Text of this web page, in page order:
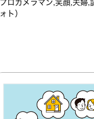
プロカメラマン,笑顔,夫
ト）